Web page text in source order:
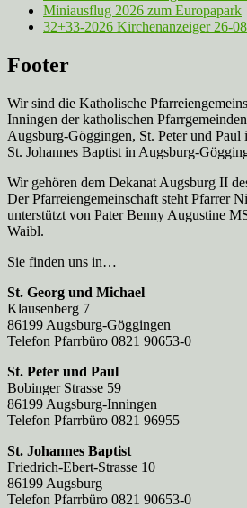
Miniausflug 2026 zum Europapark
32+33-2026 Kirchenanzeiger 26-
Footer
Wir sind die Katholische
Inningen der katholischen
Augsburg-Göggingen, St. Peter und
St. Johannes Baptist in Augsburg-
Wir gehören dem Dekanat Augsburg II
Der Pfarreien­gemeinschaft steht Pfarrer
unterstützt von Pater Benny Augustine
Waibl.
Sie finden uns in…
St. Georg und Michael
Klausenberg 7
86199 Augsburg-Göggingen
Telefon Pfarrbüro 0821 90653-0
St. Peter und Paul
Bobinger Strasse 59
86199 Augsburg-Inningen
Telefon Pfarrbüro 0821 96955
St. Johannes Baptist
Friedrich-Ebert-Strasse 10
86199 Augsburg
Telefon Pfarrbüro 0821 90653-0